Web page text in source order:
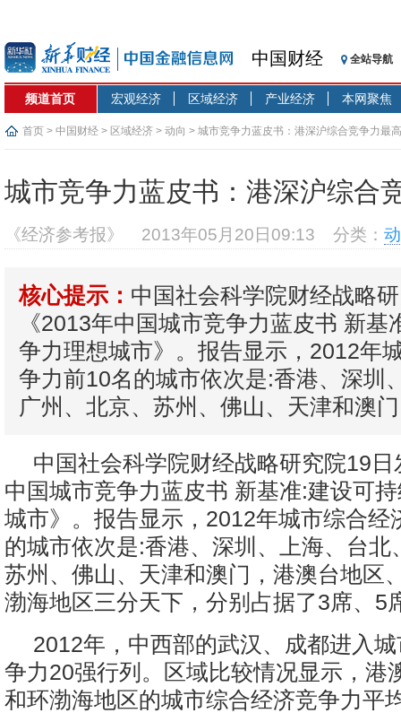
中国财经 全站导航
频道首页 宏观经济 区域经济 产业经济 本网聚焦
首页 > 中国财经 > 区域经济 > 动向 > 城市竞争力蓝皮书：港深沪综合竞争力最高
城市竞争力蓝皮书：港深沪综合
《经济参考报》 2013年05月20日09:13 分类：
核心提示： 中国社会科学院财经战略
《2013年中国城市竞争力蓝皮书 新基
争力理想城市》。报告显示，2012年
争力前10名的城市依次是:香港、深圳
广州、北京、苏州、佛山、天津和澳
中国社会科学院财经战略研究院19
中国城市竞争力蓝皮书 新基准:建设可
城市》。报告显示，2012年城市综合经
的城市依次是:香港、深圳、上海、台北
苏州、佛山、天津和澳门，港澳台地区
渤海地区三分天下，分别占据了3席、5
2012年，中西部的武汉、成都进入
争力20强行列。区域比较情况显示，港
和环渤海地区的城市综合经济竞争力平